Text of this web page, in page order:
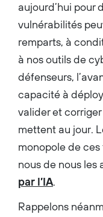
aujourd’hui pour
vulnérabilités
remparts, à
à nos outils de
défenseurs,
capacité à
valider et corriger
mettent au jour.
monopole de ces
nous de nous les
par l’IA.
Rappelons